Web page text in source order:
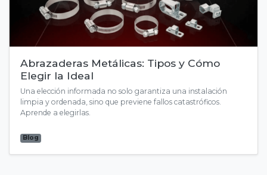
Abrazaderas Metálicas: Tipos y Cómo
Elegir la Ideal
Una elección informada no solo garantiza una instalación
limpia y ordenada, sino que previene fallos catastróficos.
Aprende a elegirlas.
Blog